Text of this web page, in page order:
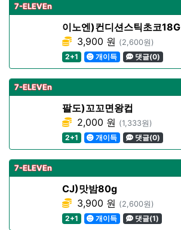
7-ELEVEn
이노엔)컨디션스틱초코18G
3,900 원 (2,600원)
2+1
개이득 댓글(0)
7-ELEVEn
팔도)꼬꼬면왕컵
2,000 원 (1,333원)
2+1
개이득 댓글(0)
7-ELEVEn
CJ)맛밤80g
3,900 원 (2,600원)
2+1
개이득 댓글(1)